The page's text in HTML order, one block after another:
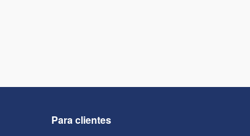
Para clientes